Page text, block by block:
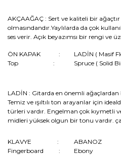
AKÇAAĞAÇ : Sert ve kaliteli bir
olmasındandır.Yaylılarda da çok
ses verir. Açık beyazımsı bir rengi ve
ÖN KAPAK :
LADİN ( Masif
Top :
Spruce ( Solid
LADİN : Gitarda en önemli ağaçlardan
Temiz ve ışıltılı ton arayanlar için
türleri vardır. Engelman çok kıymetli
midleri yüksek olgun bir tonu vardır.
KLAVYE :
ABANOZ
Fingerboard :
Ebony